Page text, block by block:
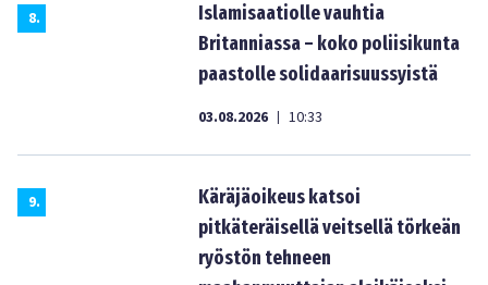
8.
Islamisaatiolle vauhtia
Britanniassa – koko poliisikunta
paastolle solidaarisuussyistä
03.08.2026 | 10:33
9.
Käräjäoikeus katsoi
pitkäteräisellä veitsellä törkeän
ryöstön tehneen